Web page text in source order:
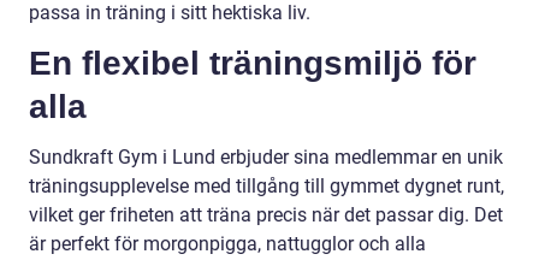
passa in träning i sitt hektiska liv.
En flexibel träningsmiljö för
alla
Sundkraft Gym i Lund erbjuder sina medlemmar en unik
träningsupplevelse med tillgång till gymmet dygnet runt,
vilket ger friheten att träna precis när det passar dig. Det
är perfekt för morgonpigga, nattugglor och alla